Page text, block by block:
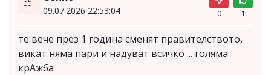
09.07.2026 22:53:04 0 1
те вече през 1 година сменят правителството,
викат няма пари и надуват всичко ... голяма
крАжба